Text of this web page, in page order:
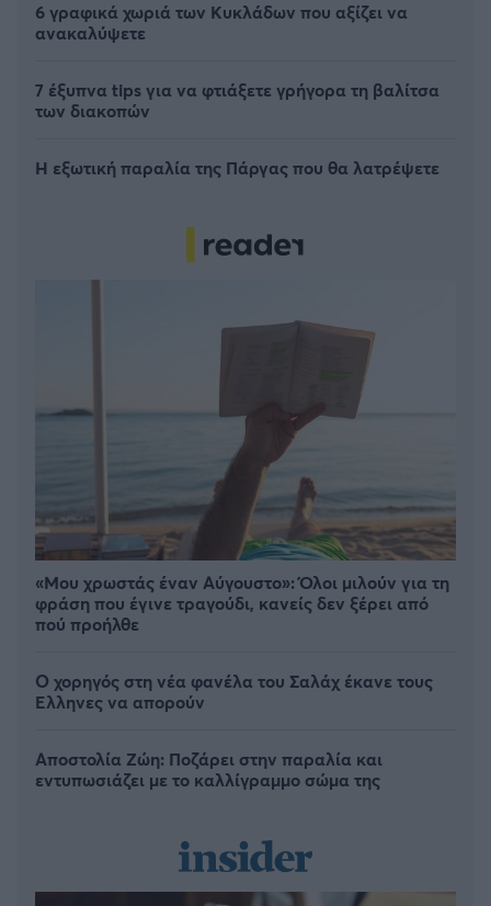
6 γραφικά χωριά των Κυκλάδων που αξίζει να
ανακαλύψετε
7 έξυπνα tips για να φτιάξετε γρήγορα τη βαλίτσα
των διακοπών
Η εξωτική παραλία της Πάργας που θα λατρέψετε
«Μου χρωστάς έναν Αύγουστο»: Όλοι μιλούν για τη
φράση που έγινε τραγούδι, κανείς δεν ξέρει από
πού προήλθε
Ο χορηγός στη νέα φανέλα του Σαλάχ έκανε τους
Έλληνες να απορούν
Αποστολία Ζώη: Ποζάρει στην παραλία και
εντυπωσιάζει με το καλλίγραμμο σώμα της